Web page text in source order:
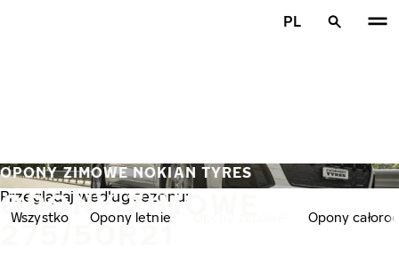
PL
OPONY ZIMOWE
275/50R21
OPONY ZIMOWE NOKIAN TYRES
Przeglądaj według sezonu:
Wszystko Opony letnie Opony